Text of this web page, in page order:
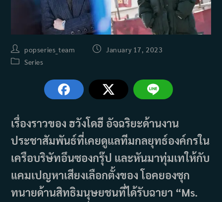
Post
author:
popseries_team
Post January 17, 2023
PostSeries
เรื่องราวของ ฮวังโดฮี อัจฉริยะด้านงาน
ประชาสัมพันธ์ที่เคยดูแลทีมกลยุทธ์องค์กรใน
เครือบริษัทอึนซองกรุ๊ป และหันมาทุ่มเทให้กับ
แคมเปญหาเสียงเลือกตั้งของ โอคยองซุก
ทนายด้านสิทธิมนุษยชนที่ได้รับฉายา “Ms.